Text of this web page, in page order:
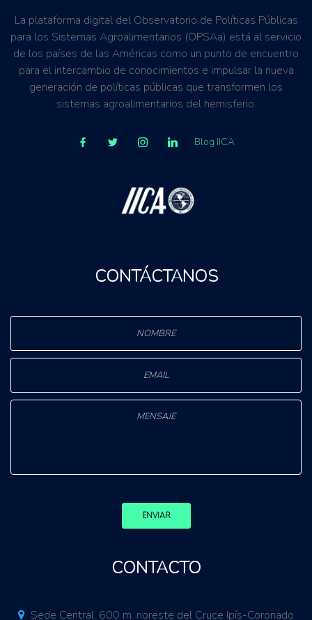
La plataforma digital del Observatorio de Políticas Públicas
para los Sistemas Agroalimentarios (OPSAa) está al servicio
de los países de las Américas como un punto de encuentro
para el intercambio de conocimientos e impulsar la nueva
generación de políticas públicas que transformen los
sistemas agroalimentarios del hemisferio.
Blog IICA
CONTÁCTANOS
ENVIAR
CONTACTO
Sede Central. 600 m. noreste del Cruce Ipís-Coronado